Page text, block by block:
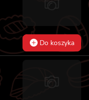
Do koszyka